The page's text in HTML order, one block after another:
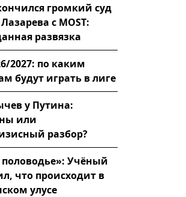
громкий суд
с MOST:
развязка
2027: по каким
будут играть в лиге
у Путина:
или
разбор?
половодье»: Учёный
что происходит в
улусе